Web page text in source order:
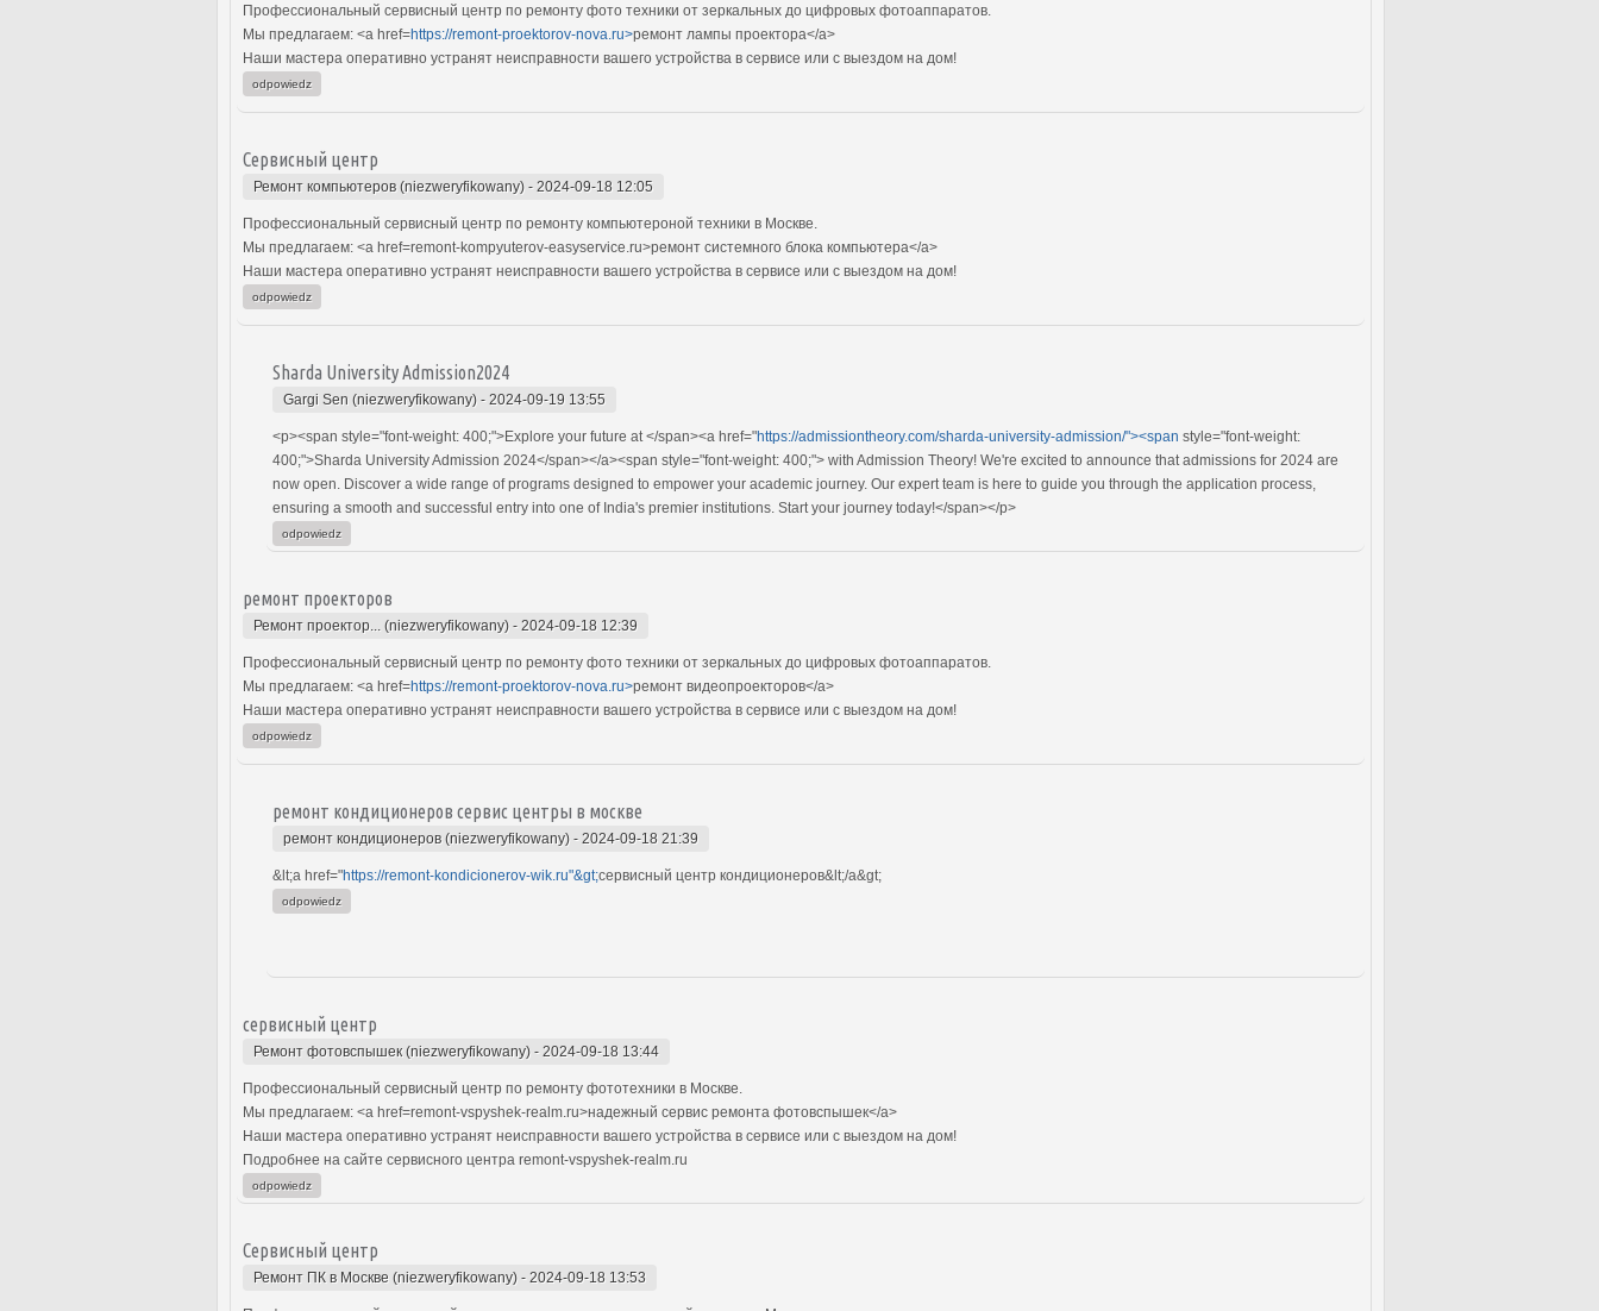
Профессиональный сервисный центр по ремонту фото техники от зеркальных до цифровых фотоаппаратов.
Мы предлагаем: <a href=https://remont-proektorov-nova.ru>ремонт лампы проектора</a>
Наши мастера оперативно устранят неисправности вашего устройства в сервисе или с выездом на дом!
odpowiedz
Сервисный центр
Ремонт компьютеров (niezweryfikowany) - 2024-09-18 12:05
Профессиональный сервисный центр по ремонту компьютероной техники в Москве.
Мы предлагаем: <a href=remont-kompyuterov-easyservice.ru>ремонт системного блока компьютера</a>
Наши мастера оперативно устранят неисправности вашего устройства в сервисе или с выездом на дом!
odpowiedz
Sharda University Admission2024
Gargi Sen (niezweryfikowany) - 2024-09-19 13:55
<p><span style="font-weight: 400;">Explore your future at </span><a href="https://admissiontheory.com/sharda-university-admission/"><span style="font-weight:
400;">Sharda University Admission 2024</span></a><span style="font-weight: 400;"> with Admission Theory! We're excited to announce that admissions for 2024 are
now open. Discover a wide range of programs designed to empower your academic journey. Our expert team is here to guide you through the application process,
ensuring a smooth and successful entry into one of India's premier institutions. Start your journey today!</span></p>
odpowiedz
ремонт проекторов
Ремонт проектор... (niezweryfikowany) - 2024-09-18 12:39
Профессиональный сервисный центр по ремонту фото техники от зеркальных до цифровых фотоаппаратов.
Мы предлагаем: <a href=https://remont-proektorov-nova.ru>ремонт видеопроекторов</a>
Наши мастера оперативно устранят неисправности вашего устройства в сервисе или с выездом на дом!
odpowiedz
ремонт кондиционеров сервис центры в москве
ремонт кондиционеров (niezweryfikowany) - 2024-09-18 21:39
&lt;a href="https://remont-kondicionerov-wik.ru"&gt;сервисный центр кондиционеров&lt;/a&gt;
odpowiedz
сервисный центр
Ремонт фотовспышек (niezweryfikowany) - 2024-09-18 13:44
Профессиональный сервисный центр по ремонту фототехники в Москве.
Мы предлагаем: <a href=remont-vspyshek-realm.ru>надежный сервис ремонта фотовспышек</a>
Наши мастера оперативно устранят неисправности вашего устройства в сервисе или с выездом на дом!
Подробнее на сайте сервисного центра remont-vspyshek-realm.ru
odpowiedz
Сервисный центр
Ремонт ПК в Москве (niezweryfikowany) - 2024-09-18 13:53